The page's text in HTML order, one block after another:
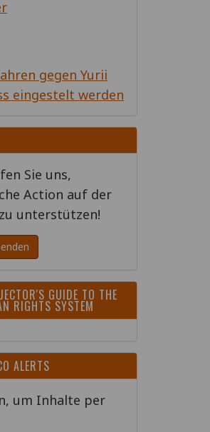
gegen Yurii
eingestelt werden
Sie uns,
Action auf der
unterstützen!
GUIDE TO THE
RIGHTS SYSTEM
ALERTS
um Inhalte per